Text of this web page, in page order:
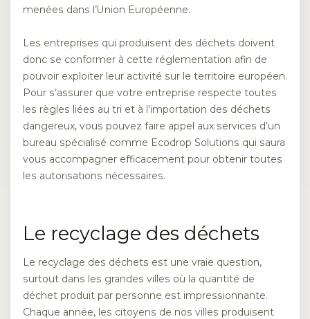
menées dans l’Union Européenne.
Les entreprises qui produisent des déchets doivent
donc se conformer à cette réglementation afin de
pouvoir exploiter leur activité sur le territoire européen.
Pour s’assurer que votre entreprise respecte toutes
les règles liées au tri et à l’importation des déchets
dangereux, vous pouvez faire appel aux services d’un
bureau spécialisé comme Ecodrop Solutions qui saura
vous accompagner efficacement pour obtenir toutes
les autorisations nécessaires.
Le recyclage des déchets
Le recyclage des déchets est une vraie question,
surtout dans les grandes villes où la quantité de
déchet produit par personne est impressionnante.
Chaque année, les citoyens de nos villes produisent